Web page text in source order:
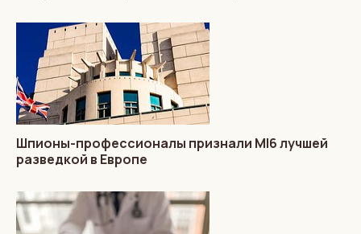
Шпионы-профессионалы признали MI6 лучшей
разведкой в Европе